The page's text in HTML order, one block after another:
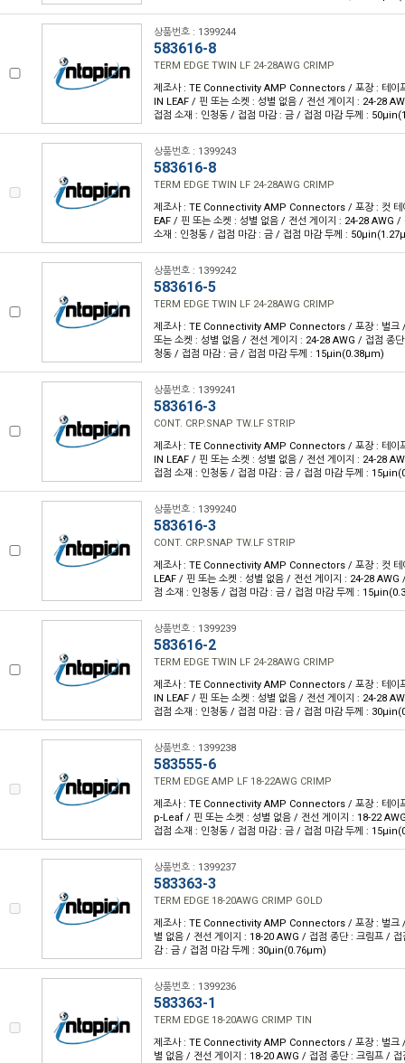
상품번호 : 1399244
583616-8
TERM EDGE TWIN LF 24-28AWG CRIMP
제조사 : TE Connectivity AMP Connectors / 포장 : 테이
IN LEAF / 핀 또는 소켓 : 성별 없음 / 전선 게이지 : 24-28
접점 소재 : 인청동 / 접점 마감 : 금 / 접점 마감 두께 :
상품번호 : 1399243
583616-8
TERM EDGE TWIN LF 24-28AWG CRIMP
제조사 : TE Connectivity AMP Connectors / 포장 : 컷 테
EAF / 핀 또는 소켓 : 성별 없음 / 전선 게이지 : 24-28 AWG /
소재 : 인청동 / 접점 마감 : 금 / 접점 마감 두께 :
상품번호 : 1399242
583616-5
TERM EDGE TWIN LF 24-28AWG CRIMP
제조사 : TE Connectivity AMP Connectors / 포장 : 벌크
또는 소켓 : 성별 없음 / 전선 게이지 : 24-28 AWG / 접점 종
청동 / 접점 마감 : 금 / 접점 마감 두께 : 15µin(0.38µm)
상품번호 : 1399241
583616-3
CONT. CRP.SNAP TW.LF STRIP
제조사 : TE Connectivity AMP Connectors / 포장 : 테이
IN LEAF / 핀 또는 소켓 : 성별 없음 / 전선 게이지 : 24-28
접점 소재 : 인청동 / 접점 마감 : 금 / 접점 마감 두께 :
상품번호 : 1399240
583616-3
CONT. CRP.SNAP TW.LF STRIP
제조사 : TE Connectivity AMP Connectors / 포장 : 컷 테
LEAF / 핀 또는 소켓 : 성별 없음 / 전선 게이지 : 24-28
점 소재 : 인청동 / 접점 마감 : 금 / 접점 마감 두께 :
상품번호 : 1399239
583616-2
TERM EDGE TWIN LF 24-28AWG CRIMP
제조사 : TE Connectivity AMP Connectors / 포장 : 테이
IN LEAF / 핀 또는 소켓 : 성별 없음 / 전선 게이지 : 24-28
접점 소재 : 인청동 / 접점 마감 : 금 / 접점 마감 두께 :
상품번호 : 1399238
583555-6
TERM EDGE AMP LF 18-22AWG CRIMP
제조사 : TE Connectivity AMP Connectors / 포장 : 테이
p-Leaf / 핀 또는 소켓 : 성별 없음 / 전선 게이지 : 18-22
접점 소재 : 인청동 / 접점 마감 : 금 / 접점 마감 두께 :
상품번호 : 1399237
583363-3
TERM EDGE 18-20AWG CRIMP GOLD
제조사 : TE Connectivity AMP Connectors / 포장 : 벌크
별 없음 / 전선 게이지 : 18-20 AWG / 접점 종단 : 크림프 /
감 : 금 / 접점 마감 두께 : 30µin(0.76µm)
상품번호 : 1399236
583363-1
TERM EDGE 18-20AWG CRIMP TIN
제조사 : TE Connectivity AMP Connectors / 포장 : 벌크
별 없음 / 전선 게이지 : 18-20 AWG / 접점 종단 : 크림프 /